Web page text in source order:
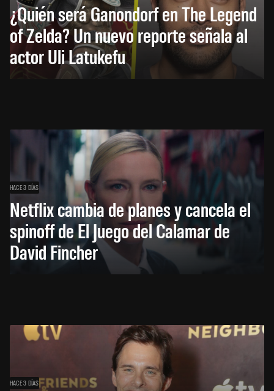
¿Quién será Ganondorf en The Legend
of Zelda? Un nuevo reporte señala al
actor Uli Latukefu
HACE 3 DÍAS
Netflix cambia de planes y cancela el
spinoff de El Juego del Calamar de
David Fincher
HACE 3 DÍAS